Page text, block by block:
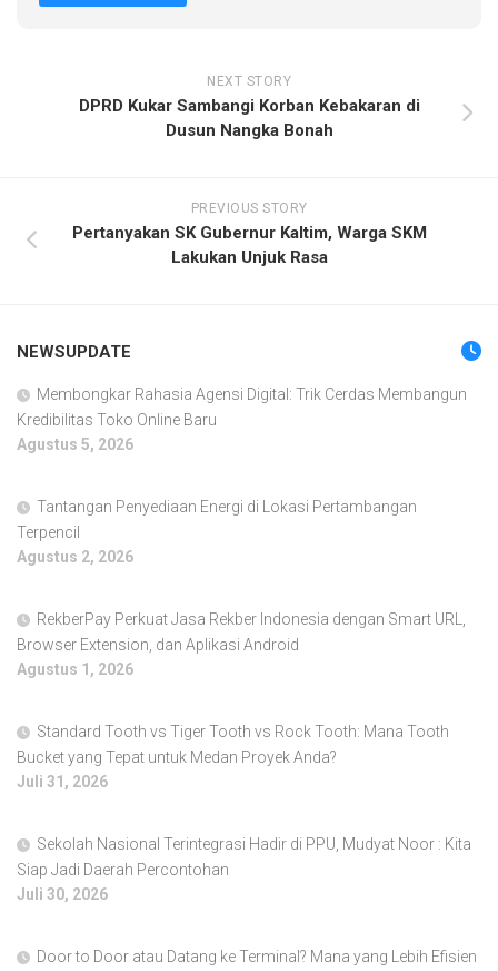
NEXT STORY
DPRD Kukar Sambangi Korban Kebakaran di
Dusun Nangka Bonah
PREVIOUS STORY
Pertanyakan SK Gubernur Kaltim, Warga SKM
Lakukan Unjuk Rasa
NEWSUPDATE
Membongkar Rahasia Agensi Digital: Trik Cerdas Membangun
Kredibilitas Toko Online Baru
Agustus 5, 2026
Tantangan Penyediaan Energi di Lokasi Pertambangan
Terpencil
Agustus 2, 2026
RekberPay Perkuat Jasa Rekber Indonesia dengan Smart URL,
Browser Extension, dan Aplikasi Android
Agustus 1, 2026
Standard Tooth vs Tiger Tooth vs Rock Tooth: Mana Tooth
Bucket yang Tepat untuk Medan Proyek Anda?
Juli 31, 2026
Sekolah Nasional Terintegrasi Hadir di PPU, Mudyat Noor : Kita
Siap Jadi Daerah Percontohan
Juli 30, 2026
Door to Door atau Datang ke Terminal? Mana yang Lebih Efisien